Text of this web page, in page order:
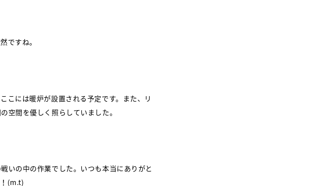
ですね。
こには暖炉が設置される予定です。また、リ
空間を優しく照らしていました。
いの中の作業でした。いつも本当にありがと
(m.t)